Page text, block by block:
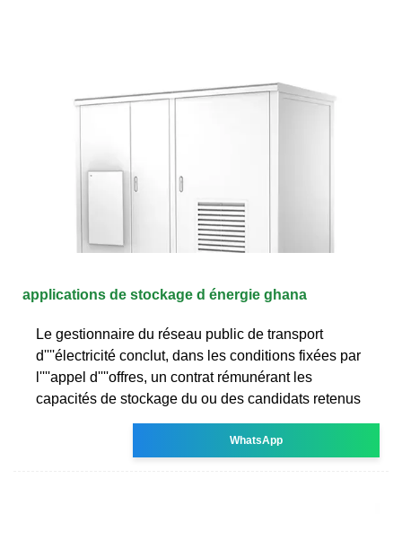
applications de stockage d énergie ghana
Le gestionnaire du réseau public de transport
d''''électricité conclut, dans les conditions fixées par
l''''appel d''''offres, un contrat rémunérant les
capacités de stockage du ou des candidats retenus
WhatsApp